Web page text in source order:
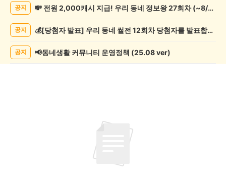
임/
글
공지 💸 전원 2,000캐시 지급! 우리 동네 정보왕 27회차 (~8/10)
공지 💰[당첨자 발표] 우리 동네 썰전 12회차 당첨자를 발표합니다!
공지 📢동네생활 커뮤니티 운영정책 (25.08 ver)